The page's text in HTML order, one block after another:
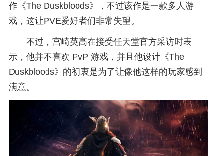
作《The Duskbloods》，不过该作是一款多人游
戏，这让PVE爱好者们非常失望。
不过，宫崎英高在接受任天堂官方采访时表
示，他并不喜欢 PvP 游戏，并且他设计《The
Duskbloods》的初衷是为了让像他这样的玩家感到
满意。